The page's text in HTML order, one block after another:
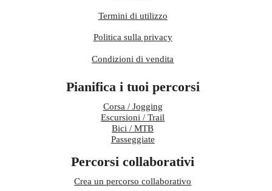
Termini di utilizzo
Politica sulla privacy
Condizioni di vendita
Pianifica i tuoi percorsi
Corsa / Jogging
Escursioni / Trail
Bici / MTB
Passeggiate
Percorsi collaborativi
Crea un percorso collaborativo